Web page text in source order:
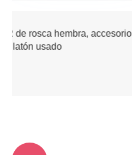
Accesorio de